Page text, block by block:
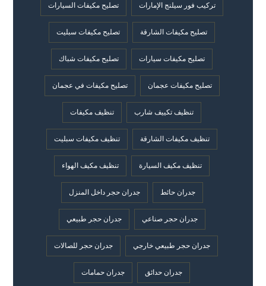
تركيب فور سيلنج الإمارات تصليح مكيفات السيارات
تصليح مكيفات الشارقة تصليح مكيفات سبليت
تصليح مكيفات سيارات تصليح مكيفات شباك
تصليح مكيفات عجمان تصليح مكيفات في عجمان
تنظيف تكييف شارب تنظيف مكيفات
تنظيف مكيفات الشارقة تنظيف مكيفات سبليت
تنظيف مكيف السيارة تنظيف مكيف الهواء
جدران حائط جدران حجر داخل المنزل
جدران حجر صناعي جدران حجر طبيعي
جدران حجر طبيعي خارجي جدران حجر للصالات
جدران حدائق جدران حمامات